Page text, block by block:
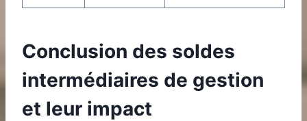
Conclusion des soldes
intermédiaires de gestion
et leur impact